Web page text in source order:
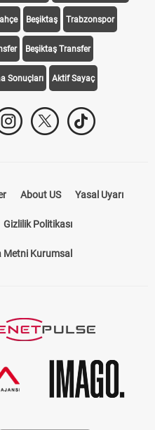
Beşiktaş Trabzonspor
Beşiktaş Transfer
Sonuçları Aktif Sayaç
About US Yasal Uyarı
Gizlilik Politikası
Metni Kurumsal